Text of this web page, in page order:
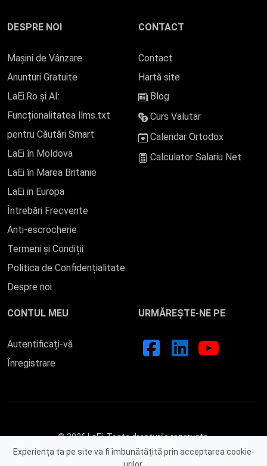
Experiența ta pe site va fi îmbunătățită prin acceptarea cookie-
DESPRE NOI
Mașini de Vânzare
Anunturi Gratuite
LaEi.Ro și AI:
Funcționalitatea llms.txt
pentru Căutări Smart
LaEi în Moldova
LaEi în Marea Britanie
LaEi in Europa
Întrebări Frecvente
Anti-escrocherie
Termeni și Condiții
Politica de Confidențialitate
Despre noi
CONTACT
Contact
Hartă site
Blog
Curs Valutar
Calendar Ortodox
Calculator Salariu Net
CONTUL MEU
Autentificați-vă
Înregistrare
URMĂREȘTE-NE PE
© 2026 LaEi. Toate drepturile rezervate.